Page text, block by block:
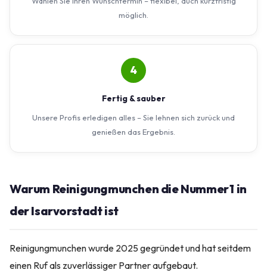
möglich.
4
Fertig & sauber
Unsere Profis erledigen alles – Sie lehnen sich zurück und
genießen das Ergebnis.
Warum Reinigungmunchen die Nummer 1 in
der Isarvorstadt ist
Reinigungmunchen wurde 2025 gegründet und hat seitdem
einen Ruf als zuverlässiger Partner aufgebaut.